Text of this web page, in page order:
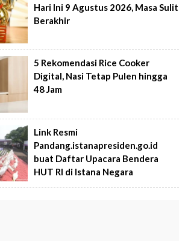
Hari Ini 9 Agustus 2026, Masa Sulit
Berakhir
5 Rekomendasi Rice Cooker
Digital, Nasi Tetap Pulen hingga
48 Jam
Link Resmi
Pandang.istanapresiden.go.id
buat Daftar Upacara Bendera
HUT RI di Istana Negara